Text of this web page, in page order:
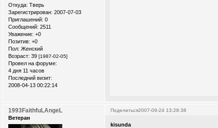
Откуда: Тверь
Зарегистрирован: 2007-07-03
Приглашений: 0
Сообщений: 2511
Уважение: +0
Позитив: +0
Пол: Женский
Возраст: 39 [1987-02-05]
Провел на форуме:
4 дня 11 часов
Последний визит:
2008-04-13 00:22:14
Поделиться2007-09-24 13:28:38
1993FaithfuLAngeL
Ветеран
kisunda